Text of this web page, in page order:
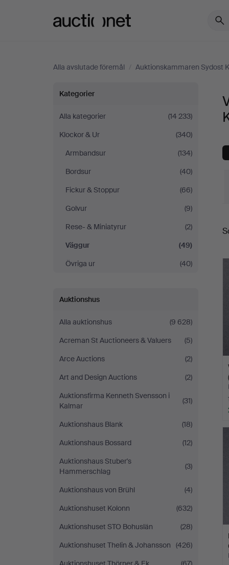
Alla avslutade föremål / Auktionskammaren Sydost
Väggur
på
Auktionskammaren
Sydost
Kalmar
Kategorier
Alla kategorier
(14 233)
Klockor & Ur
(340)
Armbandsur
(134)
Bordsur
(40)
Fickur & Stoppur
(66)
Golvur
(9)
Rese- & Miniatyrur
(2)
Väggur
(49)
Övriga ur
(40)
Auktionshus
Alla auktionshus
(9 628)
Acreman St Auctioneers & Valuers
(5)
Arce Auctions
(2)
Art and Design Auctions
(2)
Auktionsfirma Kenneth Svensson i
Kalmar
(31)
Auktionshaus Blank
(18)
Auktionshaus Bossard
(12)
Auktionshaus Stuber's
Hammerschlag
(3)
Auktionshaus von Brühl
(4)
Auktionshuset Kolonn
(632)
Auktionshuset STO Bohuslän
(28)
Auktionshuset Thelin & Johansson
(426)